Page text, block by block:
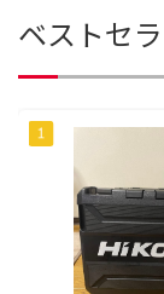
ベストセ